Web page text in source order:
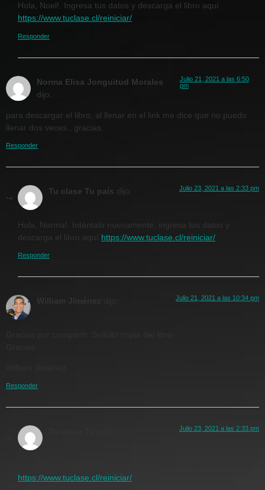
Hola, Noel!. Ingresa tus datos y descarga el libro aquí
https://www.tuclase.cl/reiniciar/
Responder
Norma Elisa Jonguitud Morales
dijo:
Julio 21, 2021 a las 6:50
pm
para descargar el libro, al llenar en el link me dice que no puedo
llenar dos veces., gracias.
Responder
Tu clase Tu país dijo: Julio 23, 2021 a las 2:33 pm
Hola, Norma!. Inténtalo nuevamente, ingresa tus datos y
descarga el libro aquí https://www.tuclase.cl/reiniciar/
Responder
Julio 21, 2021 a las 10:34 pm
Responder
Julio 23, 2021 a las 2:33 pm
https://www.tuclase.cl/reiniciar/